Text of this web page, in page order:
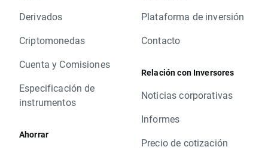
Derivados
Criptomonedas
Cuenta y Comisiones
Especificación de
instrumentos
Ahorrar
Plataforma de inversión
Contacto
Relación con Inversores
Noticias corporativas
Informes
Precio de cotización